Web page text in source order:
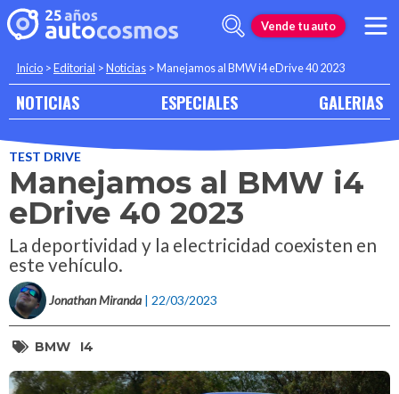
Vende tu auto
Inicio >Editorial >Noticias >Manejamos al BMW i4 eDrive 40 2023
NOTICIAS ESPECIALES GALERIAS
TEST DRIVE
Manejamos al BMW i4
eDrive 40 2023
La deportividad y la electricidad coexisten en
este vehículo.
Jonathan Miranda | 22/03/2023
BMW I4